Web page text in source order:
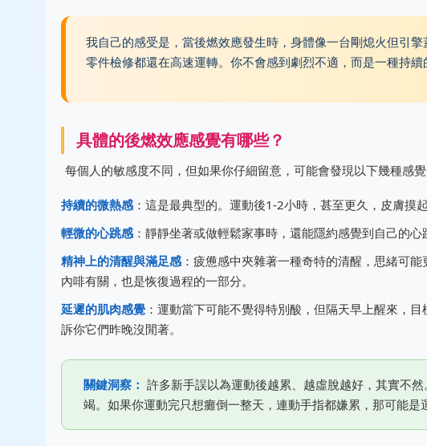
我自己的感受是，當後燃效應發生時，身體像一台剛熄火但引
零件檢修都還在高速運轉。你不會感到劇烈不適，而是一種持續
具體的後燃效應感覺有哪些？
每個人的敏感度不同，但如果你仔細留意，可能會發現以下幾種感覺
持續的微熱感：這是最典型的。運動後1-2小時，甚至更久，皮膚摸
輕微的心跳感：靜靜坐著或做輕鬆家事時，還能隱約感覺到自己的心
精神上的清醒與滿足感：疲憊感中夾雜著一種奇特的清醒，思緒可
內啡有關，也是恢復過程的一部分。
延遲的肌肉感覺 ：運動當下可能不覺得特別酸，但隔天早上醒來，
訴你它們昨晚沒閒著。
關鍵洞察： 許多新手誤以為運動後越累、越虛脫越好，其實不
竭。如果你運動完只想癱倒一整天，連動手指都嫌累，那可能是